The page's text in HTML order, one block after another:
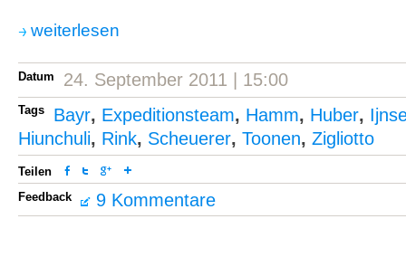
weiterlesen
Datum 24. September 2011 | 15:00
Tags Bayr, Expeditionsteam, Hamm, Huber,
Hiunchuli, Rink, Scheuerer, Toonen, Zigliotto
Teilen
Feedback
9 Kommentare